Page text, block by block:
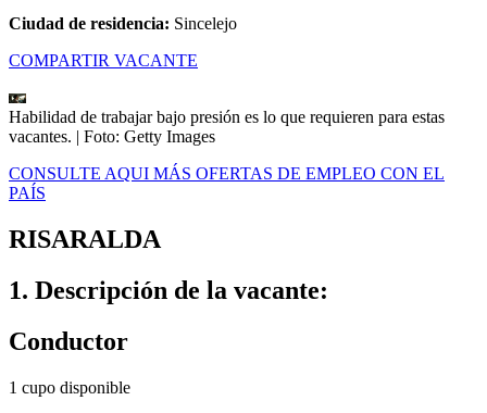
Ciudad de residencia: Sincelejo
COMPARTIR VACANTE
Habilidad de trabajar bajo presión es lo que requieren para estas
vacantes. | Foto: Getty Images
CONSULTE AQUI MÁS OFERTAS DE EMPLEO CON EL
PAÍS
RISARALDA
1. Descripción de la vacante:
Conductor
1 cupo disponible